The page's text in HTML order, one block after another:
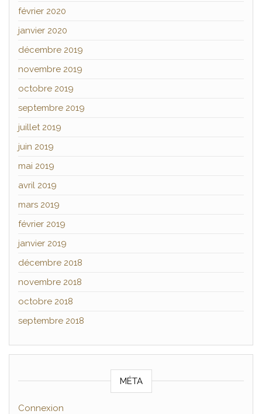
février 2020
janvier 2020
décembre 2019
novembre 2019
octobre 2019
septembre 2019
juillet 2019
juin 2019
mai 2019
avril 2019
mars 2019
février 2019
janvier 2019
décembre 2018
novembre 2018
octobre 2018
septembre 2018
MÉTA
Connexion